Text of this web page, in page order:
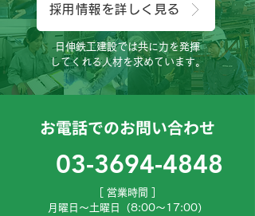
採用情報を詳しく見る
日伸鉄工建設では共に力を発揮
してくれる人材を求めています。
お電話でのお問い合わせ
03-3694-4848
［ 営業時間 ］
月曜日～土曜日（8:00～17:00）